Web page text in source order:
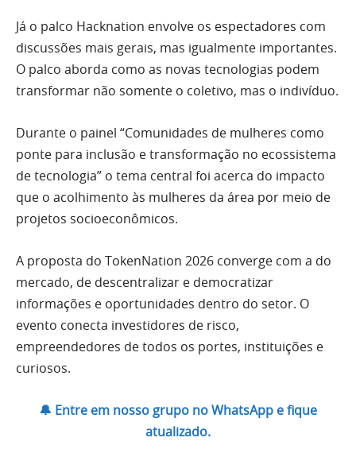
Já o palco Hacknation envolve os espectadores com
discussões mais gerais, mas igualmente importantes.
O palco aborda como as novas tecnologias podem
transformar não somente o coletivo, mas o indivíduo.
Durante o painel “Comunidades de mulheres como
ponte para inclusão e transformação no ecossistema
de tecnologia” o tema central foi acerca do impacto
que o acolhimento às mulheres da área por meio de
projetos socioeconômicos.
A proposta do TokenNation 2026 converge com a do
mercado, de descentralizar e democratizar
informações e oportunidades dentro do setor. O
evento conecta investidores de risco,
empreendedores de todos os portes, instituições e
curiosos.
🔔 Entre em nosso grupo no WhatsApp e fique
atualizado.